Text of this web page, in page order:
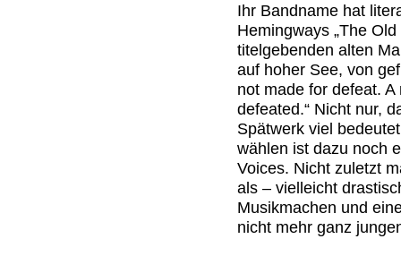
Ihr Bandname hat
Hemingways „The
titelgebenden alten
auf hoher See, von
not made for defeat.
defeated.“ Nicht nur,
Spätwerk viel
wählen ist dazu noch
Voices. Nicht zuletzt
als – vielleicht
Musikmachen und
nicht mehr ganz